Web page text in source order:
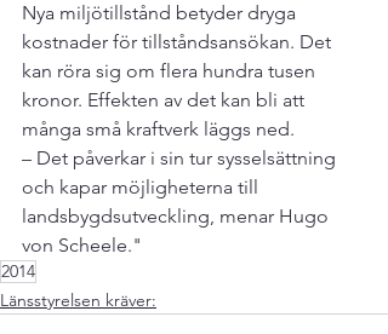
Nya miljötillstånd betyder dryga
kostnader för tillståndsansökan. Det
kan röra sig om flera hundra tusen
kronor. Effekten av det kan bli att
många små kraftverk läggs ned.
– Det påverkar i sin tur sysselsättning
och kapar möjligheterna till
landsbygdsutveckling, menar Hugo
von Scheele."
2014
Länsstyrelsen kräver: